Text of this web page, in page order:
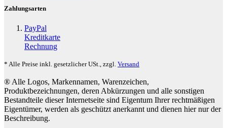
Zahlungsarten
PayPal
Kreditkarte
Rechnung
* Alle Preise inkl. gesetzlicher USt., zzgl. Versand
® Alle Logos, Markennamen, Warenzeichen,
Produktbezeichnungen, deren Abkürzungen und alle sonstigen
Bestandteile dieser Internetseite sind Eigentum Ihrer rechtmäßigen
Eigentümer, werden als geschützt anerkannt und dienen hier nur der
Beschreibung.